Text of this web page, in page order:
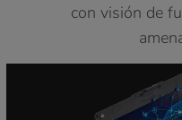
con visión de